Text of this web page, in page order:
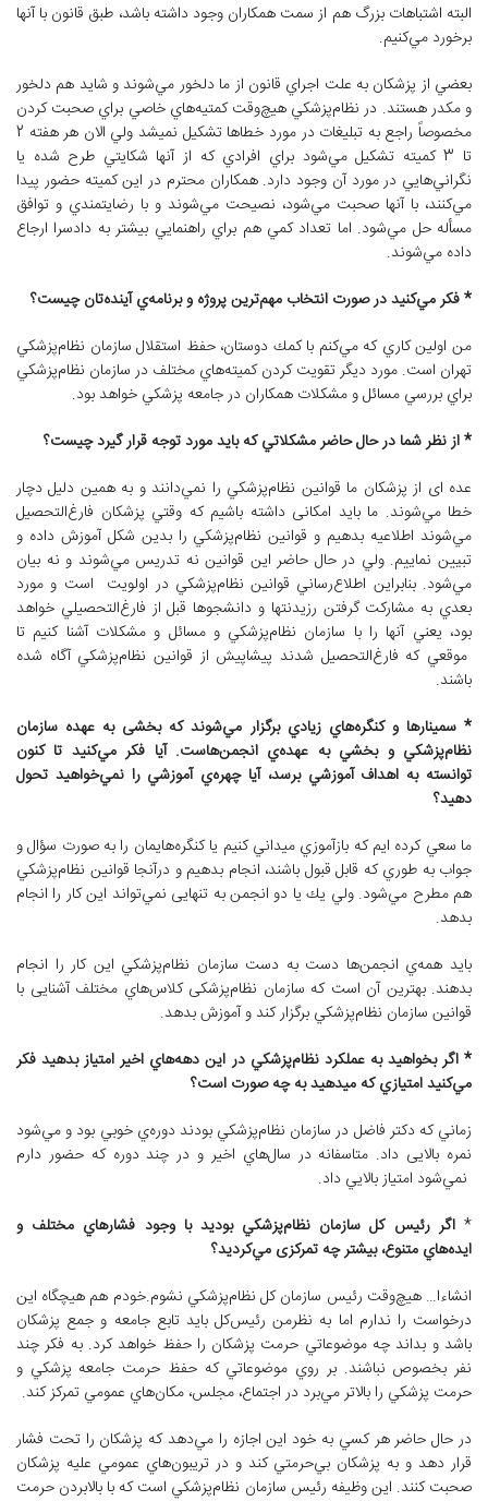
البته اشتباهات بزرگ هم از سمت همكاران وجود داشته باشد، طبق قانون با آنها
برخورد مي‌کنيم.
بعضي از پزشكان به علت اجراي قانون از ما دلخور مي‌شوند و شاید هم دلخور
و مکدر هستند. در نظام‌پزشكي هيچ‌وقت كمتيه‌هاي خاصي براي صحبت كردن
مخصوصاً ‌راجع به تبليغات در مورد خطاها تشكيل نميشد ولي الان هر هفته 2
تا 3 كميته تشكيل مي‌شود براي افرادي كه از آنها شكايتي طرح شده يا
نگراني‌هايي در مورد آن وجود دارد. همکاران محترم در اين كمیته حضور پيدا
مي‌كنند، با آنها صحبت مي‌شود، نصيحت مي‌شوند و با رضايتمندي و توافق
مسأله حل مي‌شود. اما تعداد كمي هم براي راهنمايي بيشتر به دادسرا ارجاع
داده مي‌شوند.
* فكر مي‌كنيد در صورت انتخاب مهم‌ترين پروژه و برنامه‌ي آينده‌تان چيست؟
من اولين كاري كه مي‌كنم با كمك دوستان، حفظ استقلال سازمان نظام‌پزشكي
تهران است. مورد ديگر تقويت كردن كميته‌هاي مختلف در سازمان نظام‌پزشكي
براي بررسي مسائل و مشكلات همكاران در جامعه پزشكي خواهد بود.
* از نظر شما در حال حاضر مشكلاتي كه بايد مورد توجه قرار گيرد چيست؟
عده ای از پزشكان ما قوانين نظام‌پزشكي را نمي‌دانند و به همين دليل دچار
خطا مي‌شوند. ما بايد امکانی داشته باشيم كه وقتي پزشكان فارغ‌التحصيل
مي‌شوند اطلاعيه بدهيم و قوانين نظام‌پزشكي را بدین شکل آموزش داده و
تبیین نماییم. ولي در حال حاضر اين قوانين نه تدريس مي‌شوند و نه بیان
مي‌شود. بنابراين اطلاع‌رساني قوانين نظام‌پزشكي در اولویت است و مورد
بعدي به مشارکت گرفتن رزيدنتها و دانشجوها قبل از فارغ‌التحصيلي خواهد
بود، يعني آنها را با سازمان نظام‌پزشكي و مسائل و مشكلات آشنا کنیم تا
موقعي كه فارغ‌التحصيل شدند پيشاپيش از قوانين نظام‌پزشكي آگاه شده
باشند.
* سمينارها و كنگره‌هاي زيادي برگزار مي‌شوند كه بخشی به عهده سازمان
نظام‌پزشكي و بخشي به عهده‌ي انجمن‌هاست. آيا فكر مي‌كنيد تا کنون
توانسته به اهداف آموزشي برسد، آيا چهره‌ي آموزشي را نمي‌خواهيد تحول
دهيد؟
ما سعي كرده ايم كه بازآموزي ميداني کنیم يا كنگره‌هايمان را به صورت سؤال و
جواب به طوري كه قابل قبول باشند، انجام بدهيم و درآنجا قوانين نظام‌پزشكي
هم مطرح مي‌شود. ولي يك یا دو انجمن به تنهایی نمي‌تواند اين كار را انجام
بدهد.
بايد همه‌ي انجمن‌ها دست به دست سازمان نظام‌پزشكي اين كار را انجام
بدهند. بهترين آن است كه سازمان نظام‌پزشكی كلاس‌هاي مختلف آشنایی با
قوانين سازمان نظام‌پزشكي برگزار كند و آموزش بدهد.
* اگر بخواهيد به عملكرد نظام‌پزشكي در اين دهه‌هاي اخير امتياز بدهيد فكر
مي‌كنيد امتيازي كه میدهید به چه صورت است؟
زماني كه دكتر فاضل در سازمان نظام‌پزشكي بودند دوره‌ي خوبي بود و مي‌شود
نمره بالایی داد. متاسفانه در سال‌هاي اخير و در چند دوره که حضور دارم
نمي‌شود امتياز بالايي داد.
* اگر رئيس کل سازمان نظام‌پزشكي بوديد با وجود فشارهاي مختلف و
ايده‌هاي متنوع، بيشتر چه تمركزی مي‌كرديد؟
انشاءا… هيچ‌وقت رئيس‌ سازمان كل نظام‌پزشكي نشوم.خودم هم هيچگاه اين
درخواست را ندارم اما به نظرمن رئيس‌كل بايد تابع جامعه و جمع پزشكان
باشد و بداند چه موضوعاتي حرمت پزشكان را حفظ خواهد كرد. به فكر چند
نفر بخصوص نباشند. بر روي موضوعاتي كه حفظ حرمت جامعه پزشكي و
حرمت پزشكي را بالاتر مي‌برد در اجتماع، مجلس، مكان‌هاي عمومي تمركز كند.
در حال حاضر هر كسي به خود اين اجازه را مي‌دهد كه پزشكان را تحت فشار
قرار دهد و به پزشكان بي‌حرمتي كند و در تريبون‌هاي عمومي عليه پزشكان
صحبت كنند. اين وظيفه رئيس سازمان نظام‌پزشكي است كه با بالابردن حرمت